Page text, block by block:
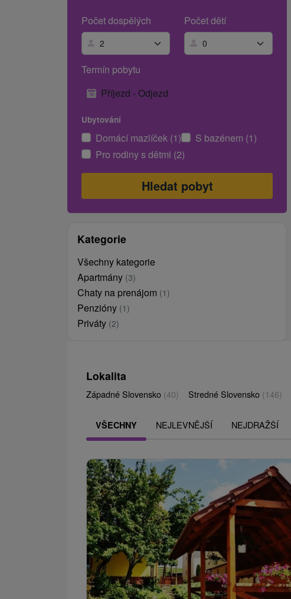
Počet dospělých
Počet dětí
Termín pobytu
Příjezd - Odjezd
Ubytování
Domácí mazlíček (1)
S bazénem (1)
Pro rodiny s dětmi (2)
Kategorie
Všechny kategorie
Apartmány (3)
Chaty na prenájom (1)
Penzióny (1)
Priváty (2)
Lokalita
Západné Slovensko (40) Stredné Slovensko (146)
VŠECHNY NEJLEVNĚJŠÍ NEJDRAŽŠÍ